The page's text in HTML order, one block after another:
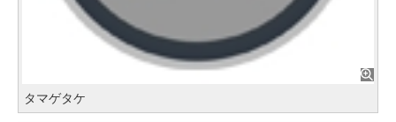
タマゲタケ